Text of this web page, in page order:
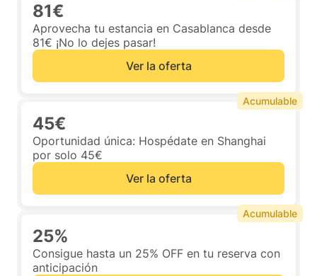
81€
Aprovecha tu estancia en Casablanca desde
81€ ¡No lo dejes pasar!
Ver la oferta
45€
Oportunidad única: Hospédate en Shanghai
por solo 45€
Ver la oferta
Acumulable
25%
Consigue hasta un 25% OFF en tu reserva con
anticipación
Acumulable